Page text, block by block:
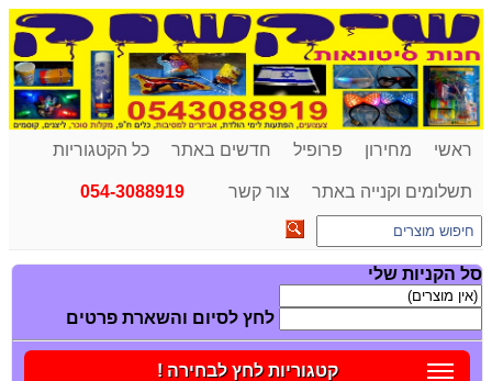
ראשי מחירון פרופיל חדשים באתר כל הקטגוריות
תשלומים וקנייה באתר צור קשר 054-3088919
סל הקניות שלי
לחץ לסיום והשארת פרטים
קטגוריות לחץ לבחירה !